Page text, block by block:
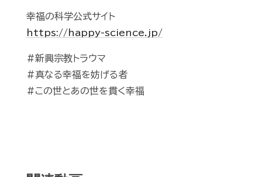
幸福の科学公式サイト
https://happy-science.jp/
#新興宗教トラウマ
#真なる幸福を妨げる者
#この世とあの世を貫く幸福